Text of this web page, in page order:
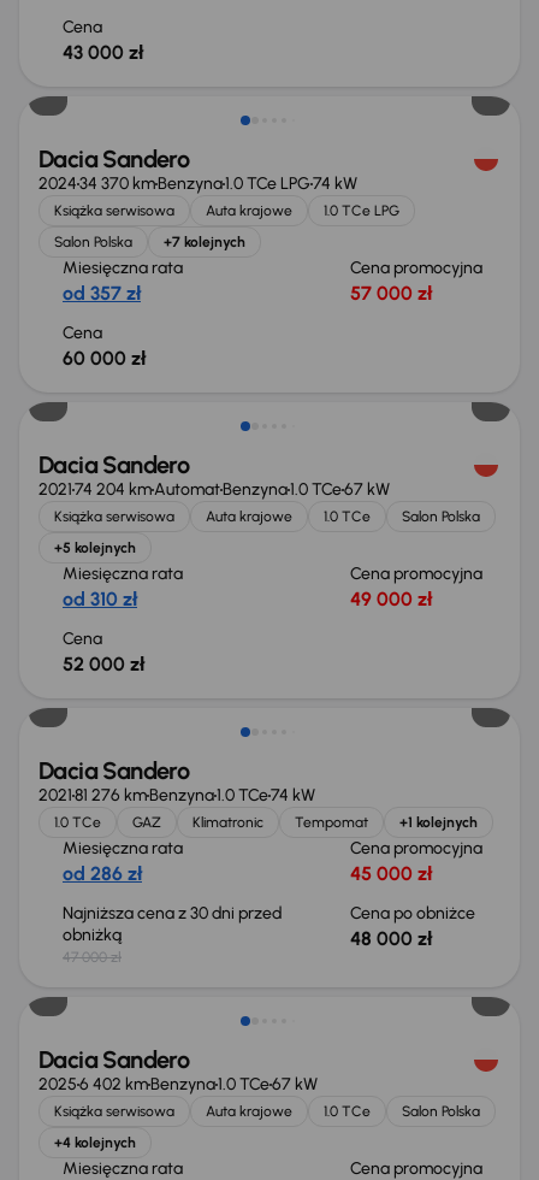
Cena
43 000 zł
Dacia Sandero
202434 370 kmBenzyna1.0 TCe LPG74 kW
Książka serwisowa Auta krajowe
1.0 TCe LPG
Salon Polska
+7 kolejnych
Miesięczna rata
od 357 zł
Cena promocyjna
57 000 zł
Cena
60 000 zł
Świeżo skupione
Dacia Sandero
202174 204 kmAutomatBenzyna1.0 TCe67 kW
Książka serwisowa Auta krajowe 1.0 TCe
Salon Polska
+5 kolejnych
Miesięczna rata
od 310 zł
Cena promocyjna
49 000 zł
Cena
52 000 zł
Dacia Sandero
202181 276 kmBenzyna1.0 TCe74 kW
1.0 TCe GAZ Klimatronic Tempomat +1 kolejnych
Miesięczna rata
od 286 zł
Cena promocyjna
45 000 zł
Najniższa cena z 30 dni przed
obniżką
47 000 zł
Cena po obniżce
48 000 zł
Taniej o 2 000 zł
Dacia Sandero
20256 402 kmBenzyna1.0 TCe67 kW
Książka serwisowa Auta krajowe 1.0 TCe
Salon Polska
+4 kolejnych
Miesięczna rata Cena promocyjna